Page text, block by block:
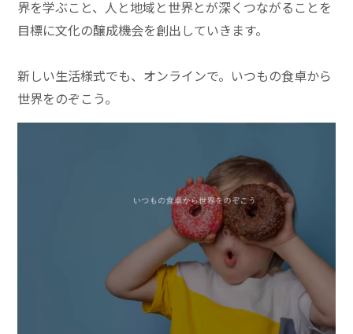
界を学ぶこと、人と地域と世界とが深くつながることを
目標に文化の醸成機会を創出していきます。
新しい生活様式でも、オンラインで。いつもの食卓から
世界をのぞこう。